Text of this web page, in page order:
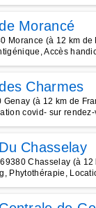
Morancé
Morance (à 12 km de
Accès
Charmes
Genay (à 12 km de
covid- sur
Chasselay
Chasselay (à 12
Phytothérapie,